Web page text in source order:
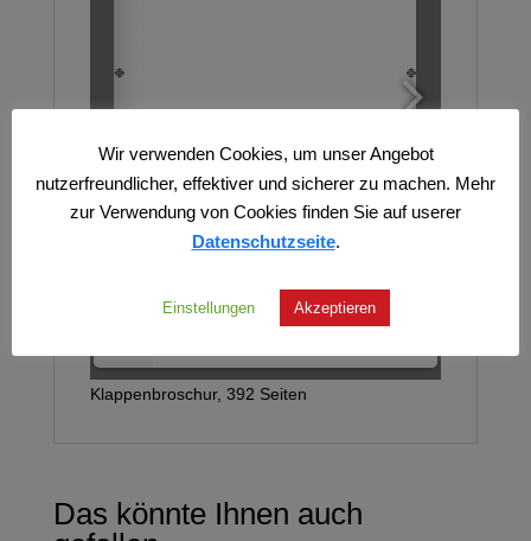
Klappenbroschur, 392 Seiten
Das könnte Ihnen auch
Wir verwenden Cookies, um unser Angebot
nutzerfreundlicher, effektiver und sicherer zu machen. Mehr
zur Verwendung von Cookies finden Sie auf userer
Datenschutzseite.
Einstellungen Akzeptieren